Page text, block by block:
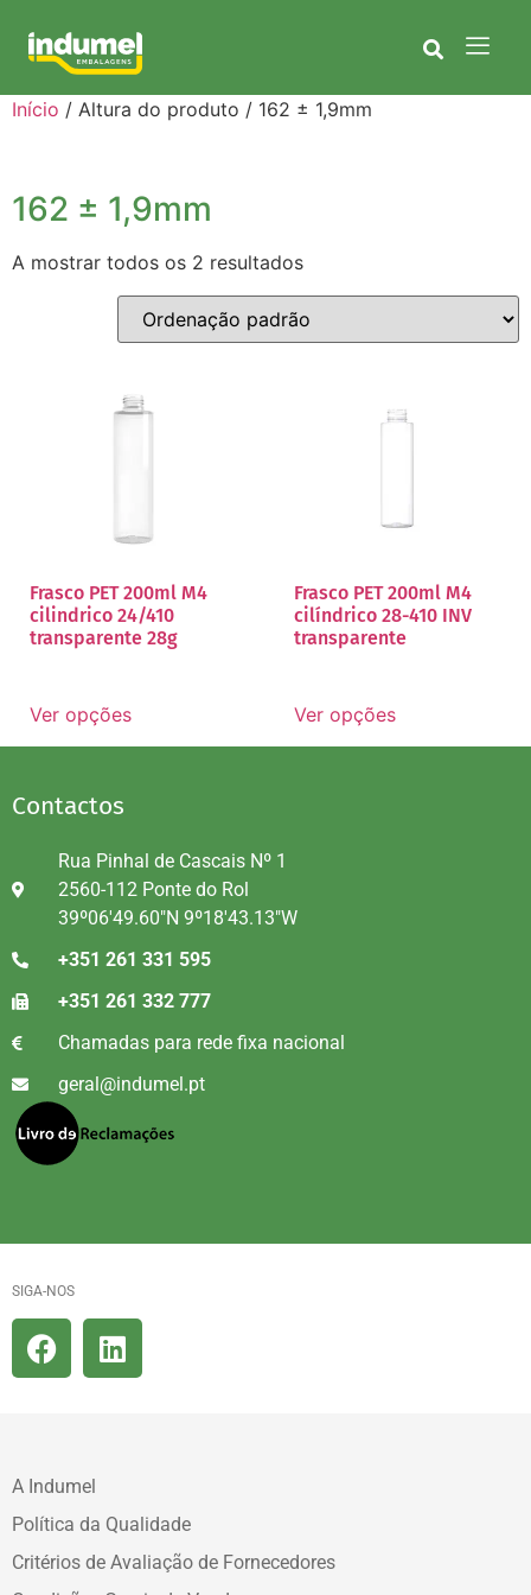
Início / Altura do produto / 162 ± 1,9mm
162 ± 1,9mm
A mostrar todos os 2 resultados
Frasco PET 200ml M4
cilindrico 24/410
transparente 28g
Ver opções
Frasco PET 200ml M4
cilíndrico 28-410 INV
transparente
Ver opções
Contactos
Rua Pinhal de Cascais Nº 1
2560-112 Ponte do Rol
39º06'49.60"N 9º18'43.13"W
+351 261 331 595
+351 261 332 777
Chamadas para rede fixa nacional
geral@indumel.pt
SIGA-NOS
A Indumel
Política da Qualidade
Critérios de Avaliação de Fornecedores